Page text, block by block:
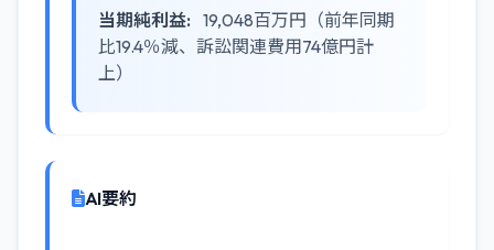
当期純利益: 19,048百万円（前年同期
比19.4％減、訴訟関連費用74億円計
上）
AI要約